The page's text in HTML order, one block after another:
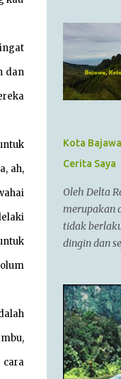
dan
ah,
cara
323 SM Dia
Alexander
pemimpin
sepanjang
dikalahkan
Ayahnya
kebanyakan
dalam
sebuah
Persatuan
Alexander
juga
membantu
China
Kota
Cerita Saya
Oleh Delta
merupakan
tidak
dingin dan
Bajawa.
kabupaten
bangkit
Flores
lainnya.